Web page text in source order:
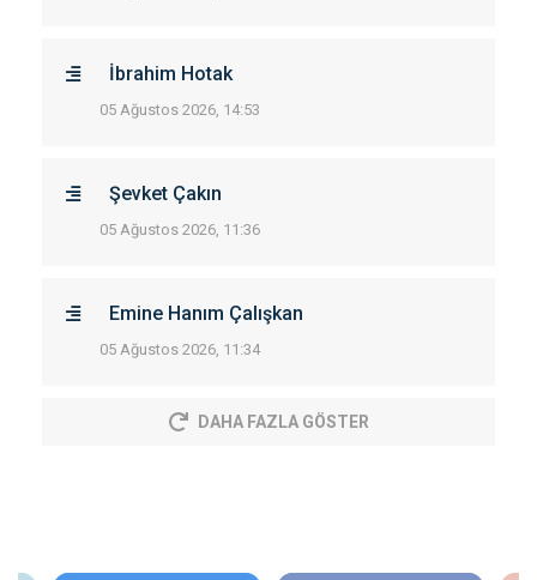
İbrahim Hotak
05 Ağustos 2026, 14:53
Şevket Çakın
05 Ağustos 2026, 11:36
Emine Hanım Çalışkan
05 Ağustos 2026, 11:34
DAHA FAZLA GÖSTER